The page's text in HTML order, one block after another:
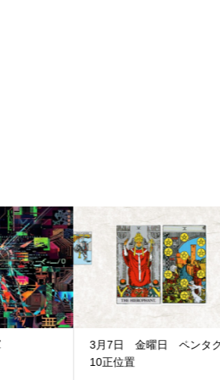
3月7日 金曜日 ペンタクル
10正位置